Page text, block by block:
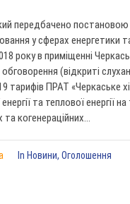
передбачено постановою
у сферах енергетики
року в приміщенні
обговорення (відкриті
тарифів ПРАТ «Черкаське
та теплової енергії
когенераційних...
In Новини,Оголошення